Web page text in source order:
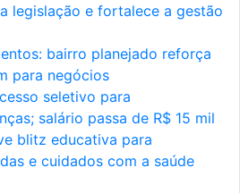
legislação e fortalece a gestão
bairro planejado reforça
para negócios
seletivo para
salário passa de R$ 15 mil
blitz educativa para
e cuidados com a saúde